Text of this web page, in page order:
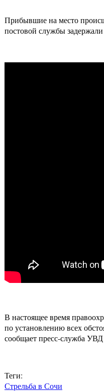
Прибывшие на место
постовой службы
В настоящее время
по установлению всех
сообщает пресс-служба
Теги:
Стрельба в Сочи